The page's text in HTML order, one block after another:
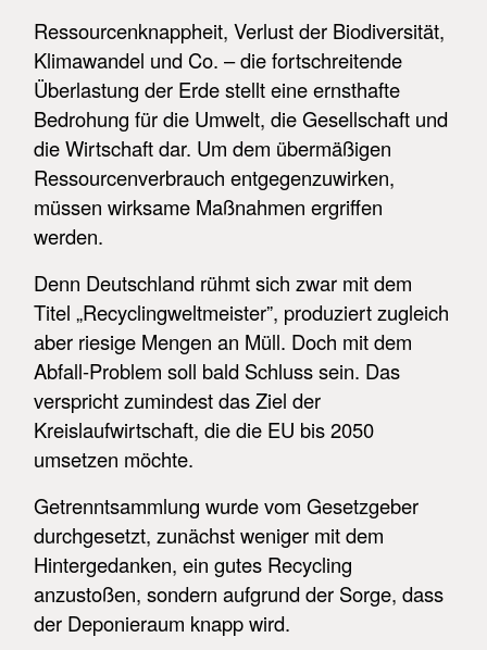
Ressourcenknappheit, Verlust der Biodiversität,
Klimawandel und Co. – die fortschreitende
Überlastung der Erde stellt eine ernsthafte
Bedrohung für die Umwelt, die Gesellschaft und
die Wirtschaft dar. Um dem übermäßigen
Ressourcenverbrauch entgegenzuwirken,
müssen wirksame Maßnahmen ergriffen
werden.
Denn Deutschland rühmt sich zwar mit dem
Titel „Recyclingweltmeister”, produziert zugleich
aber riesige Mengen an Müll. Doch mit dem
Abfall-Problem soll bald Schluss sein. Das
verspricht zumindest das Ziel der
Kreislaufwirtschaft, die die EU bis 2050
umsetzen möchte.
Getrenntsammlung wurde vom Gesetzgeber
durchgesetzt, zunächst weniger mit dem
Hintergedanken, ein gutes Recycling
anzustoßen, sondern aufgrund der Sorge, dass
der Deponieraum knapp wird.